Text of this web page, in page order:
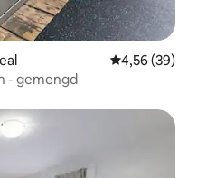
Gemiddelde
4,56 (39)
- gemengd